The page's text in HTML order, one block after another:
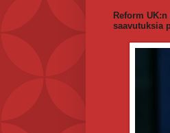
Reform
saavutuksia